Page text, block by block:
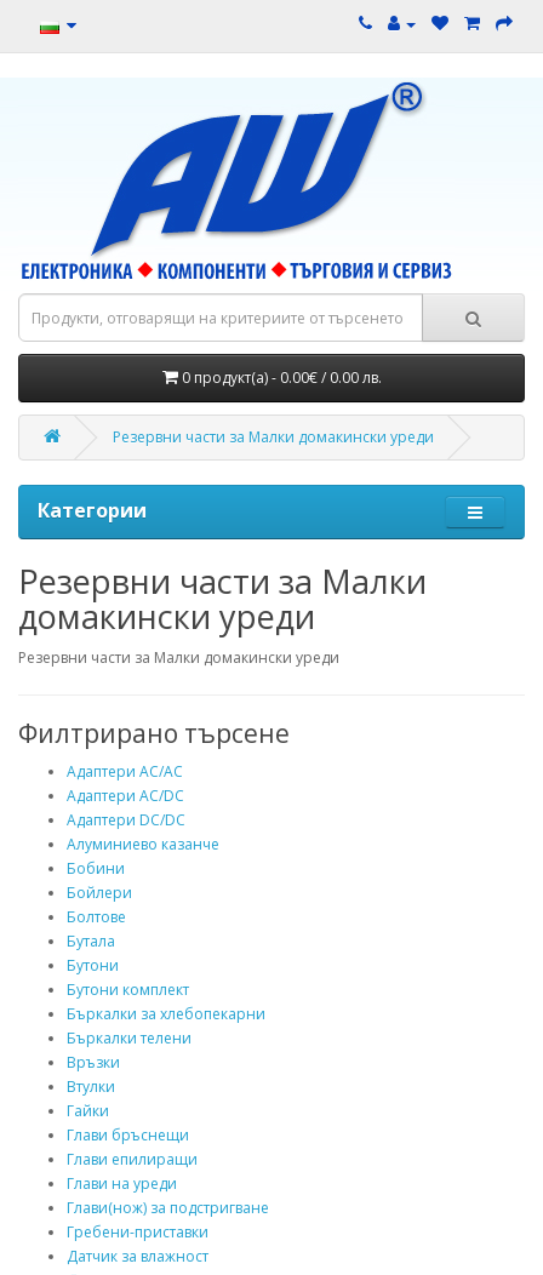
0 продукт(а) - 0.00€ / 0.00 лв.
Резервни части за Малки домакински уреди
Категории
Резервни части за Малки
домакински уреди
Резервни части за Малки домакински уреди
Филтрирано търсене
Адаптери AC/AC
Адаптери AC/DC
Адаптери DC/DC
Алуминиево казанче
Бобини
Бойлери
Болтове
Бутала
Бутони
Бутони комплект
Бъркалки за хлебопекарни
Бъркалки телени
Връзки
Втулки
Гайки
Глави бръснещи
Глави епилиращи
Глави на уреди
Глави(нож) за подстригване
Гребени-приставки
Датчик за влажност